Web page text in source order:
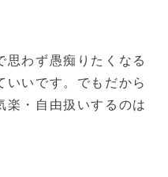
思わず愚痴りたくなる
いいです。でもだから
楽・自由扱いするのは